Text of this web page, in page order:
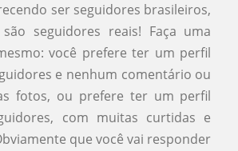
ser seguidores brasileiros,
seguidores reais! Faça uma
você prefere ter um perfil
e nenhum comentário ou
fotos, ou prefere ter um perfil
com muitas curtidas e
que você vai responder